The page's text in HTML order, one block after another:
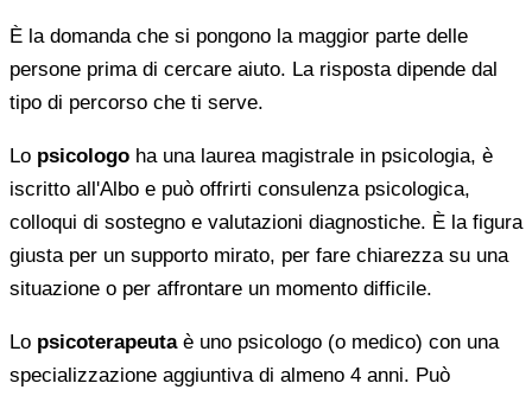
È la domanda che si pongono la maggior parte delle
persone prima di cercare aiuto. La risposta dipende dal
tipo di percorso che ti serve.
Lo psicologo ha una laurea magistrale in psicologia, è
iscritto all'Albo e può offrirti consulenza psicologica,
colloqui di sostegno e valutazioni diagnostiche. È la figura
giusta per un supporto mirato, per fare chiarezza su una
situazione o per affrontare un momento difficile.
Lo psicoterapeutaè uno psicologo (o medico) con una
specializzazione aggiuntiva di almeno 4 anni. Può